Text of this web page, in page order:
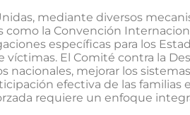
mediante diversos
la Convención
específicas para los
víctimas. El Comité contra la
nacionales, mejorar los
efectiva de las
requiere un enfoque